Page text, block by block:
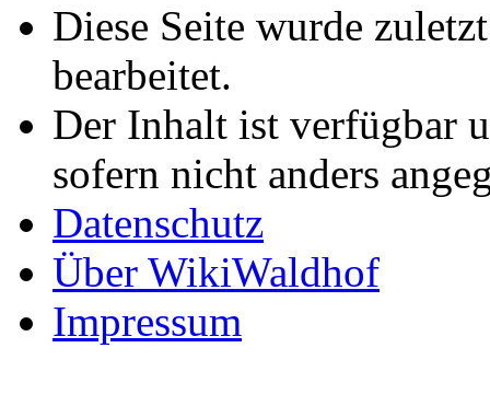
Diese Seite wurde
bearbeitet.
Der Inhalt ist verfügbar
sofern nicht anders
Datenschutz
Über WikiWaldhof
Impressum